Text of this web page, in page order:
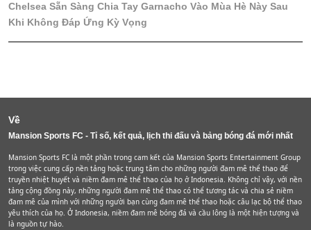
Chelsea Sẵn Sàng Chia Tay Garnacho Vào Mùa Hè Này Sau
Khi Không Đáp Ứng Kỳ Vọng
Về
Mansion Sports FC - Tỉ số, kết quả, lịch thi đấu và bảng bóng đá mới nhất
Mansion Sports FC là một phần trong cam kết của Mansion Sports Entertainment Group
trong việc cung cấp nền tảng hoặc trung tâm cho những người đam mê thể thao để
truyền nhiệt huyết và niềm đam mê thể thao của họ ở Indonesia. Không chỉ vậy, với nền
tảng cộng đồng này, những người đam mê thể thao có thể tương tác và chia sẻ niềm
đam mê của mình với những người bạn cùng đam mê thể thao hoặc câu lạc bộ thể thao
yêu thích của họ. Ở Indonesia, niềm đam mê bóng đá và cầu lông là một hiện tượng và
là nguồn tự hào.